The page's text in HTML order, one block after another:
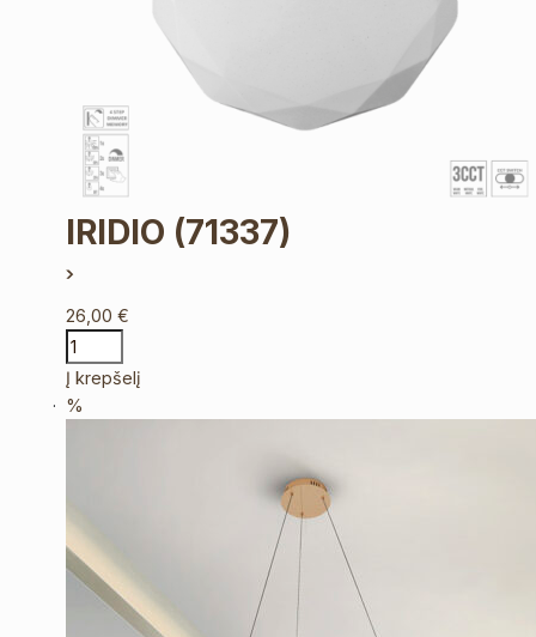
IRIDIO (71337)
26,00€
Į krepšelį
%